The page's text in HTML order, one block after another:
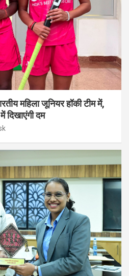
महिला जूनियर हॉकी टीम में,
दिखाएंगी दम